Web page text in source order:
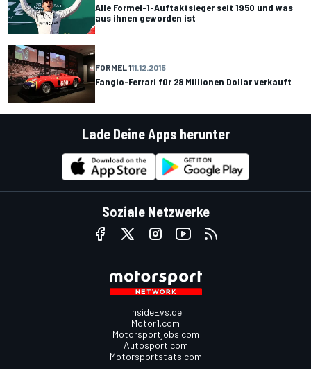
Alle Formel-1-Auftaktsieger seit 1950 und was
aus ihnen geworden ist
FORMEL 111.12.2015
Fangio-Ferrari für 28 Millionen Dollar verkauft
Lade Deine Apps herunter
Soziale Netzwerke
InsideEvs.de
Motor1.com
Motorsportjobs.com
Autosport.com
Motorsportstats.com